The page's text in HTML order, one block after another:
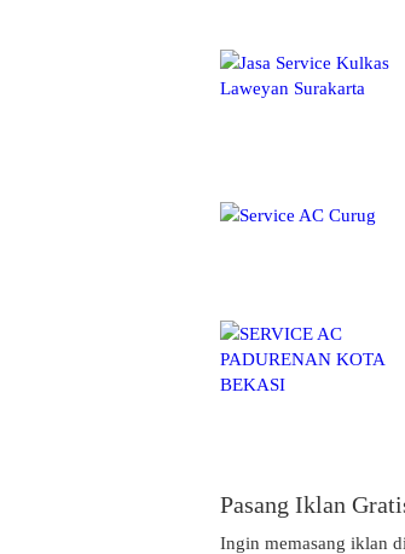
Pasang Iklan
Ingin memasang iklan